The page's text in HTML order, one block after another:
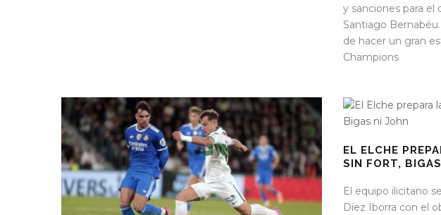
y sanciones para el
Santiago
de hacer un gran
Champions
EL ELCHE
SIN FORT,
El equipo ilicitano
Díez Iborra con el